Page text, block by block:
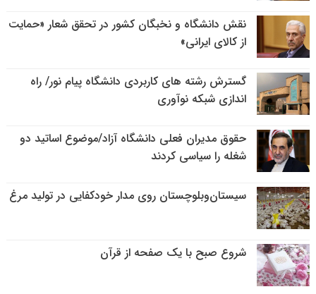
نقش دانشگاه و نخبگان کشور در تحقق شعار «حمایت
از کالای ایرانی»
گسترش رشته های کاربردی دانشگاه پیام نور/ راه
اندازی شبکه نوآوری
حقوق مدیران فعلی دانشگاه آزاد/موضوع اساتید دو
شغله را سیاسی کردند
سیستان‌وبلوچستان روی مدار خودکفایی در تولید مرغ
شروع صبح با یک صفحه از قرآن